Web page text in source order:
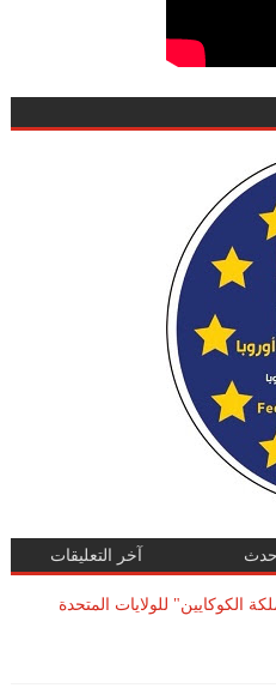
آخر التعليقات
الكوكايين" للولايات المتحدة